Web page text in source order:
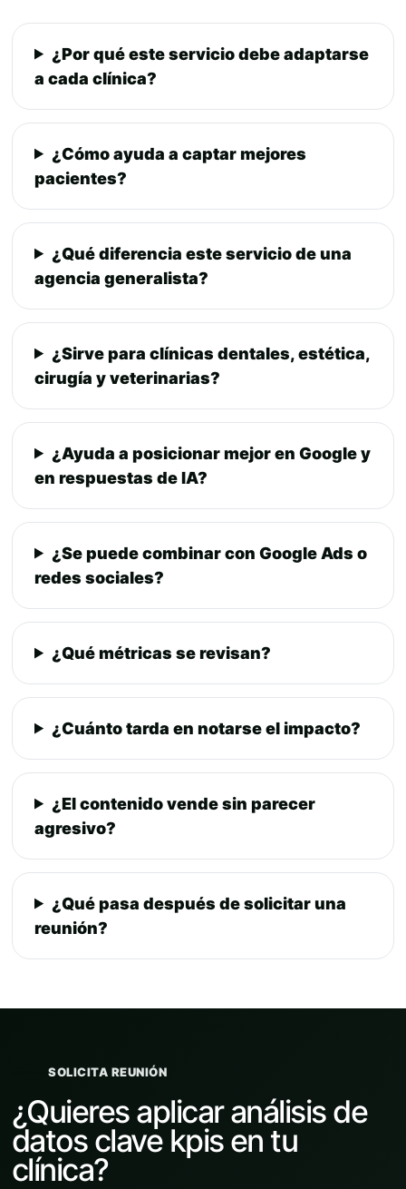
¿Por qué este servicio debe adaptarse
a cada clínica?
¿Cómo ayuda a captar mejores
pacientes?
¿Qué diferencia este servicio de una
agencia generalista?
¿Sirve para clínicas dentales, estética,
cirugía y veterinarias?
¿Ayuda a posicionar mejor en Google y
en respuestas de IA?
¿Se puede combinar con Google Ads o
redes sociales?
¿Qué métricas se revisan?
¿Cuánto tarda en notarse el impacto?
¿El contenido vende sin parecer
agresivo?
¿Qué pasa después de solicitar una
reunión?
SOLICITA REUNIÓN
¿Quieres aplicar análisis de
datos clave kpis en tu
clínica?